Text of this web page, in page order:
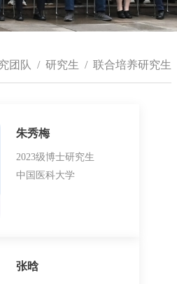
团队 / 研究生 / 联合培养研究生
朱秀梅
2023级博士研究生
中国医科大学
张晗